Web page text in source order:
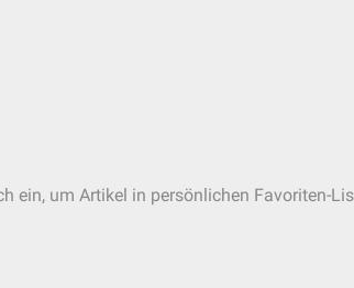
ein, um Artikel in persönlichen Favoriten-